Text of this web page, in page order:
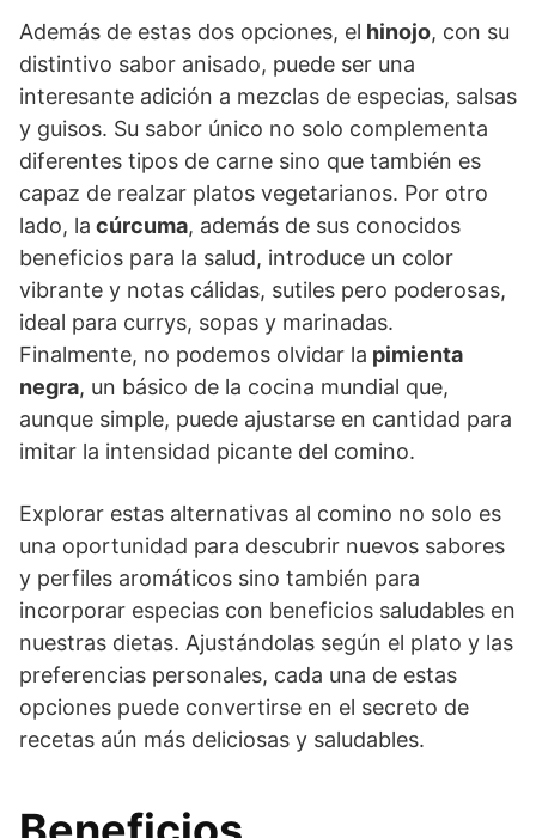
Además de estas dos opciones, el hinojo, con su
distintivo sabor anisado, puede ser una
interesante adición a mezclas de especias, salsas
y guisos. Su sabor único no solo complementa
diferentes tipos de carne sino que también es
capaz de realzar platos vegetarianos. Por otro
lado, la cúrcuma, además de sus conocidos
beneficios para la salud, introduce un color
vibrante y notas cálidas, sutiles pero poderosas,
ideal para currys, sopas y marinadas.
Finalmente, no podemos olvidar la pimienta
negra, un básico de la cocina mundial que,
aunque simple, puede ajustarse en cantidad para
imitar la intensidad picante del comino.
Explorar estas alternativas al comino no solo es
una oportunidad para descubrir nuevos sabores
y perfiles aromáticos sino también para
incorporar especias con beneficios saludables en
nuestras dietas. Ajustándolas según el plato y las
preferencias personales, cada una de estas
opciones puede convertirse en el secreto de
recetas aún más deliciosas y saludables.